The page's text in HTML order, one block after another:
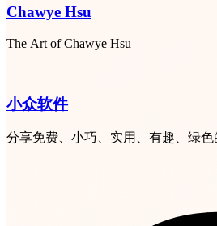
Chawye Hsu
The Art of Chawye Hsu
小众软件
分享免费、小巧、实用、有趣、绿色